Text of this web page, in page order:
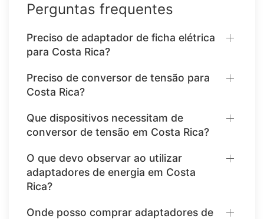
Perguntas frequentes
Preciso de adaptador de ficha elétrica
para Costa Rica?
Preciso de conversor de tensão para
Costa Rica?
Que dispositivos necessitam de
conversor de tensão em Costa Rica?
O que devo observar ao utilizar
adaptadores de energia em Costa
Rica?
Onde posso comprar adaptadores de